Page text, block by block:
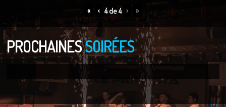
« ‹ 4de4 › »
PROCHAINESSOIRÉES